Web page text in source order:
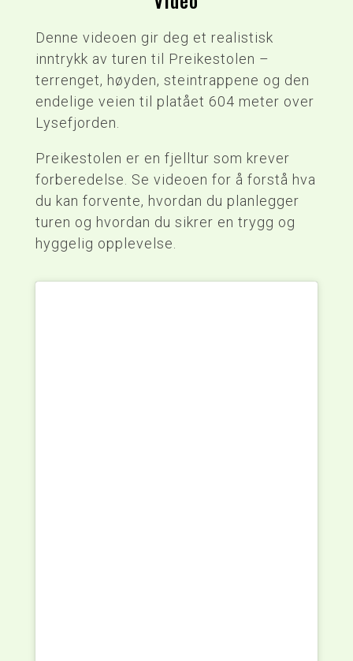
Denne videoen gir deg et realistisk
inntrykk av turen til Preikestolen –
terrenget, høyden, steintrappene og den
endelige veien til platået 604 meter over
Lysefjorden.
Preikestolen er en fjelltur som krever
forberedelse. Se videoen for å forstå hva
du kan forvente, hvordan du planlegger
turen og hvordan du sikrer en trygg og
hyggelig opplevelse.